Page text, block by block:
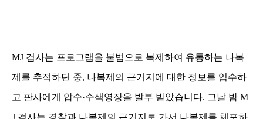
MJ 검사는 프로그램을 불법으로 복제하여 유통하는 나복
제를 추적하던 중, 나복제의 근거지에 대한 정보를 입수하
고 판사에게 압수·수색영장을 발부 받았습니다. 그날 밤 M
J 검사는 경찰과 나복제의 근거지로 가서 나복제를 체포하